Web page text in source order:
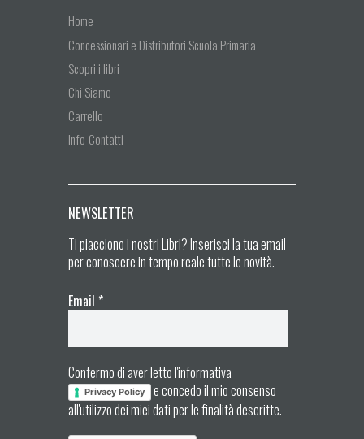
Home
Concessionari e Distributori Scuola Primaria
Scopri i libri
Chi Siamo
Carrello
Info-Contatti
NEWSLETTER
Ti piacciono i nostri Libri? Inserisci la tua email
per conoscere in tempo reale tutte le novità.
Email *
Confermo di aver letto l'informativa
Privacy Policy
e concedo il mio consenso
all'utilizzo dei miei dati per le finalità descritte.